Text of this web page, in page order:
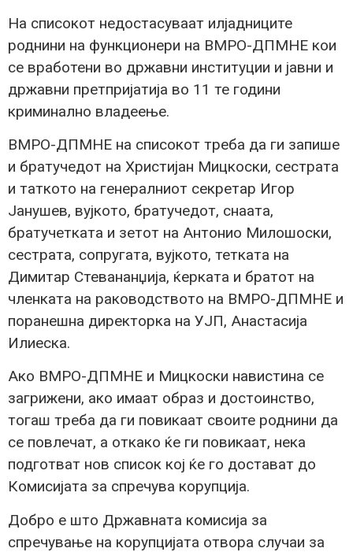
На списокот недостасуваат илјадниците
роднини на функционери на ВМРО-ДПМНЕ кои
се вработени во државни институции и јавни и
државни претпријатија во 11 те години
криминално владеење.
ВМРО-ДПМНЕ на списокот треба да ги запише
и братучедот на Христијан Мицкоски, сестрата
и таткото на генералниот секретар Игор
Јанушев, вујкото, братучедот, снаата,
братучетката и зетот на Антонио Милошоски,
сестрата, сопругата, вујкото, тетката на
Димитар Стевананџија, ќерката и братот на
членката на раководството на ВМРО-ДПМНЕ и
поранешна директорка на УЈП, Анастасија
Илиеска.
Ако ВМРО-ДПМНЕ и Мицкоски навистина се
загрижени, ако имаат образ и достоинство,
тогаш треба да ги повикаат своите роднини да
се повлечат, а откако ќе ги повикаат, нека
подготват нов список кој ќе го достават до
Комисијата за спречува корупција.
Добро е што Државната комисија за
спречување на корупцијата отвора случаи за